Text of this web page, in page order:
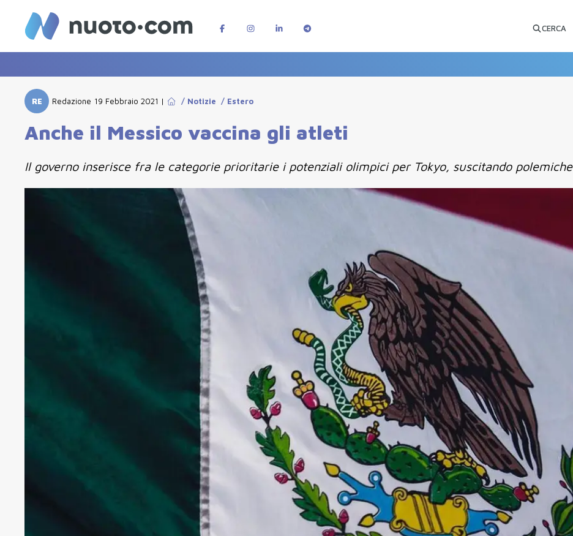
CERCA
RE Redazione 19 Febbraio 2021 | / Notizie / Estero
Anche il Messico vaccina gli atleti
Il governo inserisce fra le categorie prioritarie i potenziali olimpici per Tokyo, suscitando polemiche